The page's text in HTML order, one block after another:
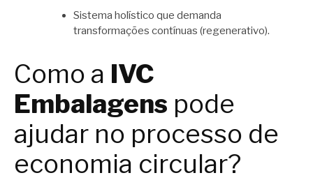
Sistema holístico que demanda
transformações contínuas (regenerativo).
Como a IVC
Embalagens pode
ajudar no processo de
economia circular?